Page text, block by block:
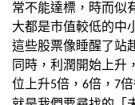
常不能達標，時而似
大都是市值較低的中
這些股票像睡醒了站
同時，利潤開始上升
位上升5倍， 6倍， 7